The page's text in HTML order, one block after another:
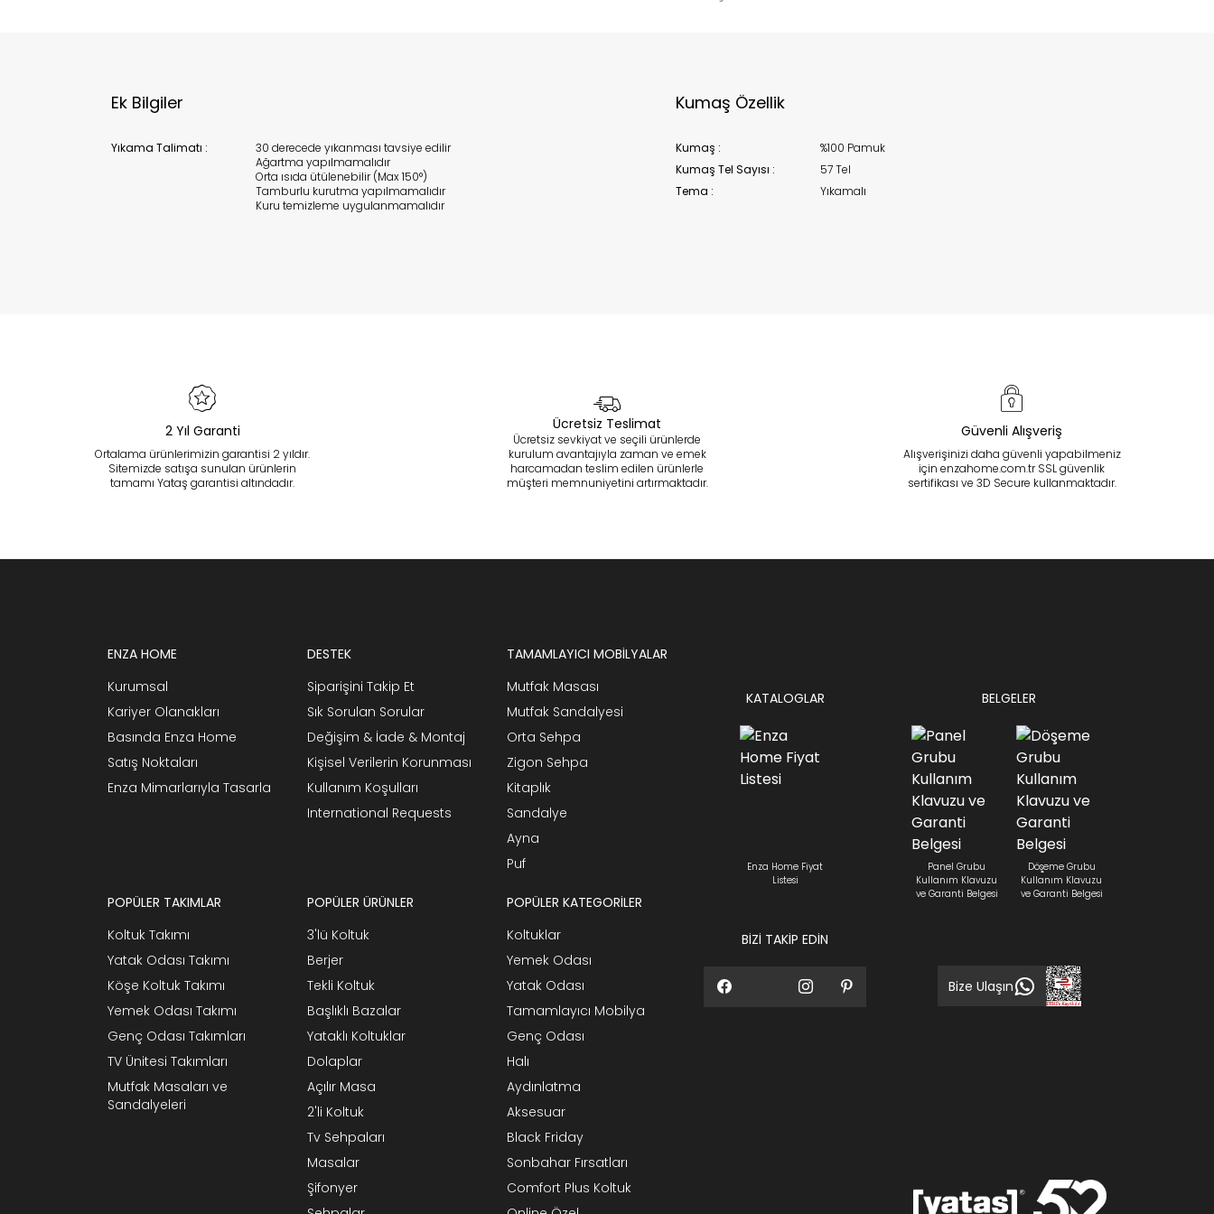
Ek Bilgiler
Yıkama Talimatı :
30 derecede yıkanması tavsiye edilir
Ağartma yapılmamalıdır
Orta ısıda ütülenebilir (Max 150°)
Tamburlu kurutma yapılmamalıdır
Kuru temizleme uygulanmamalıdır
Kumaş Özellik
Kumaş :
%100 Pamuk
Kumaş Tel Sayısı :
57 Tel
Tema :
Yıkamalı
2 Yıl Garanti
Ortalama ürünlerimizin garantisi 2 yıldır.
Sitemizde satışa sunulan ürünlerin
tamamı Yataş garantisi altındadır.
Ücretsiz Teslimat
Ücretsiz sevkiyat ve seçili ürünlerde
kurulum avantajıyla zaman ve emek
harcamadan teslim edilen ürünlerle
müşteri memnuniyetini artırmaktadır.
Güvenli Alışveriş
Alışverişinizi daha güvenli yapabilmeniz
için enzahome.com.tr SSL güvenlik
sertifikası ve 3D Secure kullanmaktadır.
ENZA HOME
Kurumsal
Kariyer Olanakları
Basında Enza Home
Satış Noktaları
Enza Mimarlarıyla Tasarla
DESTEK
Siparişini Takip Et
Sık Sorulan Sorular
Değişim & İade & Montaj
Kişisel Verilerin Korunması
Kullanım Koşulları
International Requests
TAMAMLAYICI MOBİLYALAR
Mutfak Masası
Mutfak Sandalyesi
Orta Sehpa
Zigon Sehpa
Kitaplık
Sandalye
Ayna
Puf
POPÜLER TAKIMLAR
Koltuk Takımı
Yatak Odası Takımı
Köşe Koltuk Takımı
Yemek Odası Takımı
Genç Odası Takımları
TV Ünitesi Takımları
Mutfak Masaları ve
Sandalyeleri
POPÜLER ÜRÜNLER
3'lü Koltuk
Berjer
Tekli Koltuk
Başlıklı Bazalar
Yataklı Koltuklar
Dolaplar
Açılır Masa
2'li Koltuk
Tv Sehpaları
Masalar
Şifonyer
POPÜLER KATEGORİLER
Koltuklar
Yemek Odası
Yatak Odası
Tamamlayıcı Mobilya
Genç Odası
Halı
Aydınlatma
Aksesuar
Black Friday
Sonbahar Fırsatları
Comfort Plus Koltuk
KATALOGLAR
Enza Home Fiyat
Listesi
BİZİ TAKİP EDİN
BELGELER
Panel Grubu
Kullanım Klavuzu
ve Garanti Belgesi
Döşeme Grubu
Kullanım Klavuzu
ve Garanti Belgesi
Bize Ulaşın